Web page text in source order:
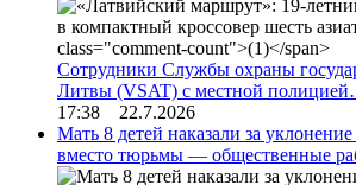
Сотрудники Службы охраны
Литвы (VSAT) с местной
17:38 22.7.2026
Мать 8 детей наказали за
вместо тюрьмы — общественные